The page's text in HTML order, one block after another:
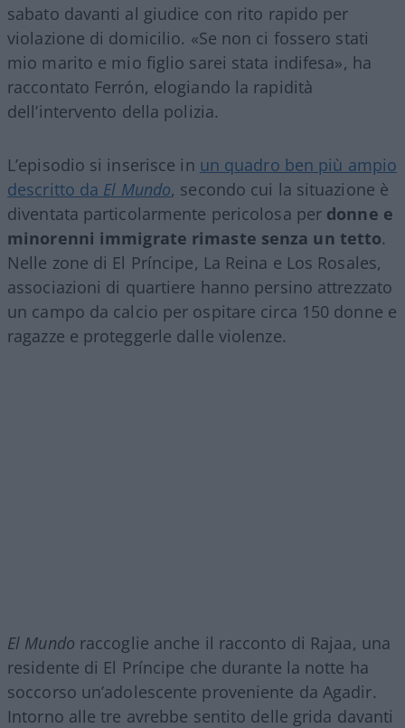
sabato davanti al giudice con rito rapido per
violazione di domicilio. «Se non ci fossero stati
mio marito e mio figlio sarei stata indifesa», ha
raccontato Ferrón, elogiando la rapidità
dell’intervento della polizia.
L’episodio si inserisce in un quadro ben più ampio
descritto da El Mundo, secondo cui la situazione è
diventata particolarmente pericolosa per donne e
minorenni immigrate rimaste senza un tetto.
Nelle zone di El Príncipe, La Reina e Los Rosales,
associazioni di quartiere hanno persino attrezzato
un campo da calcio per ospitare circa 150 donne e
ragazze e proteggerle dalle violenze.
El Mundo raccoglie anche il racconto di Rajaa, una
residente di El Príncipe che durante la notte ha
soccorso un’adolescente proveniente da Agadir.
Intorno alle tre avrebbe sentito delle grida davanti